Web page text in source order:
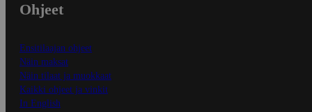
Ohjeet
Ensitilaajan ohjeet
Näin maksat
Näin tilaat ja muokkaat
Kaikki ohjeet ja vinkit
In English